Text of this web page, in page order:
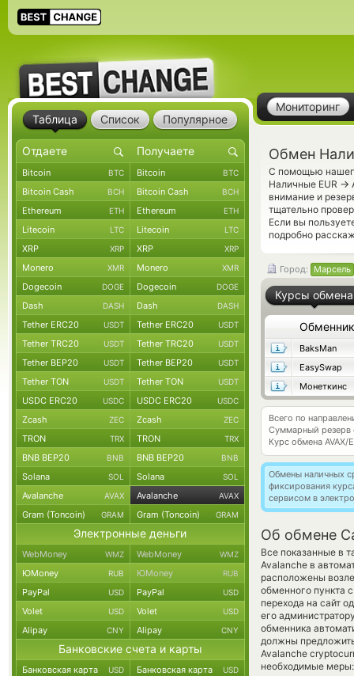
Мониторинг
Обмен
С помощью
Наличные EUR →
внимание и
тщательно
Если вы
подробно
Город: Марсель
Курсы обмена
Обменник
BaksMan
EasySwap
Монеткинс
Всего по
Суммарный резерв
Курс обмена AVAX/
Обмены наличных
фиксирования
сервисом в
Об обмене
Все показанные в
Avalanche в
расположены
обменного пункта
перехода на сайт
его
обменника
должны
Avalanche
необходимые
Таблица Список Популярное
Bitcoin BTC Bitcoin BTC
Bitcoin Cash BCH Bitcoin Cash BCH
Ethereum ETH Ethereum ETH
Litecoin LTC Litecoin LTC
XRP XRP XRP XRP
Monero XMR Monero XMR
Dogecoin DOGE Dogecoin DOGE
Dash DASH Dash DASH
Tether ERC20 USDT Tether ERC20 USDT
Tether TRC20 USDT Tether TRC20 USDT
Tether BEP20 USDT Tether BEP20 USDT
Tether TON USDT Tether TON USDT
USDC ERC20 USDC USDC ERC20 USDC
Zcash ZEC Zcash ZEC
TRON TRX TRON TRX
BNB BEP20 BNB BNB BEP20 BNB
Solana SOL Solana SOL
Avalanche AVAX Avalanche AVAX
Gram (Toncoin) GRAM Gram (Toncoin) GRAM
Электронные деньги
WebMoney WMZ WebMoney WMZ
ЮMoney RUB ЮMoney RUB
PayPal USD PayPal USD
Volet USD Volet USD
Alipay CNY Alipay CNY
Банковские счета и карты
Банковская карта USD Банковская карта USD